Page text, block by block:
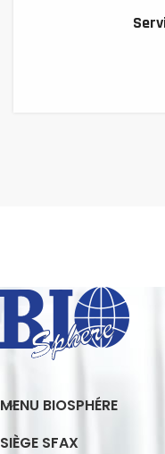
MENU BIOSPHÉRE
SIÈGE SFAX